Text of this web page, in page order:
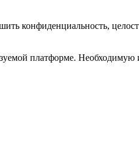
конфиденциальность,
платформе.